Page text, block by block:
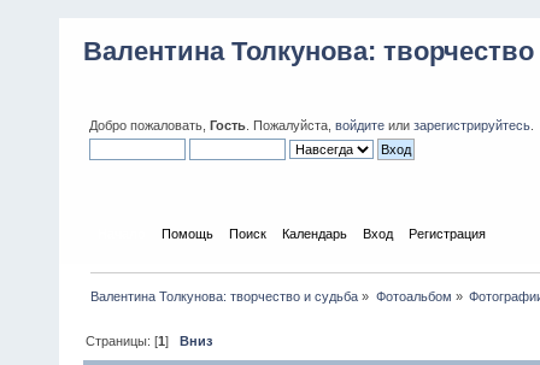
Валентина Толкунова:
Добро пожаловать, Гость . Пожалуйста, войдите или зарегистрируйтесь
Помощь Поиск Календарь Вход Регистрация
Валентина Толкунова: творчество и судьба » Фотоальбом »
Страницы: [1]Вниз